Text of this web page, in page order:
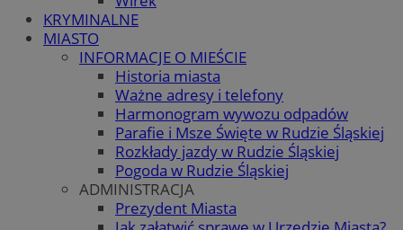
KRYMINALNE
MIASTO
INFORMACJE O MIEŚCIE
Historia miasta
Ważne adresy i telefony
Harmonogram wywozu odpadów
Parafie i Msze Święte w Rudzie Śląskiej
Rozkłady jazdy w Rudzie Śląskiej
Pogoda w Rudzie Śląskiej
ADMINISTRACJA
Prezydent Miasta